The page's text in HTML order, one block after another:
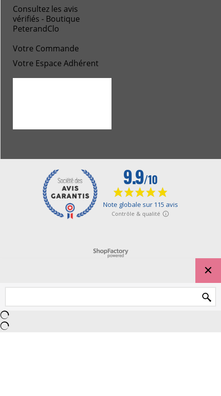
Consultez les avis
vérifiés - Boutique
PeterandClo
Votre Commande
Votre Espace Adhérent
Boutique en ligne créés avec le logiciel eCommerce ShopFactory